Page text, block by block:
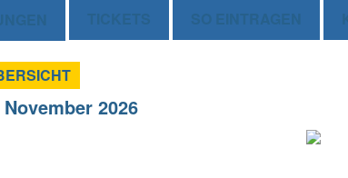
TICKETS SO EINTRAGEN
2026